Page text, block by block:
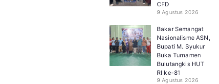
CFD
9 Agustus 2026
Bakar Semangat
Nasionalisme ASN,
Bupati M. Syukur
Buka Turnamen
Bulutangkis HUT
RI ke-81
9 Agustus 2026